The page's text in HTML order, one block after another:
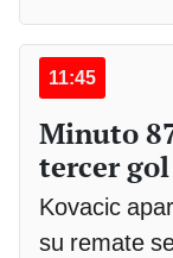
11:45
Minuto
tercer gol
Kovacic
su remate